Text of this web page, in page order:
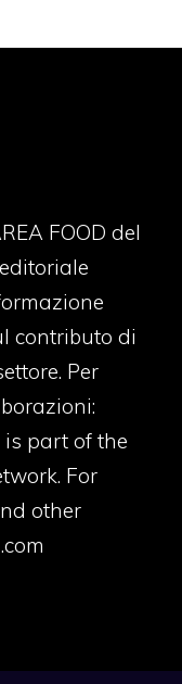
FOOD del
contributo di
Per
part of the
For
other